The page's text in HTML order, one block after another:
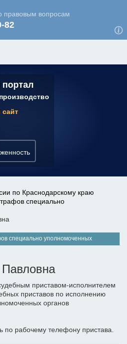
64
по Краснодарскому краю
специально
специально уполномоченных
приставом-исполнителем
приставов по исполнению
органов
рабочему телефону пристава.